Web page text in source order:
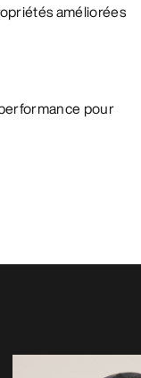
améliorées
pour